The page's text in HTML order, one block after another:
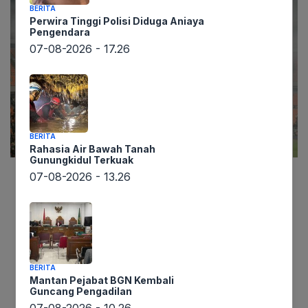
menyebutkan, kehebohan terjadi di Jakarta
International Stadium (JIS) saat laga Persija
Jakarta melawan Malut United dalam lanjutan
Liga 1 2024/2025, Jumat (23/5) malam.
Pertandingan yang sempat dihentikan sementara
ini disebabkan ulah sejumlah suporter yang
BERITA
Perwira Tinggi Polisi Diduga Aniaya
Pengendara
07-08-2026 - 17.26
BERITA
Rahasia Air Bawah Tanah
Gunungkidul Terkuak
07-08-2026 - 13.26
BERITA
Mantan Pejabat BGN Kembali
Guncang Pengadilan